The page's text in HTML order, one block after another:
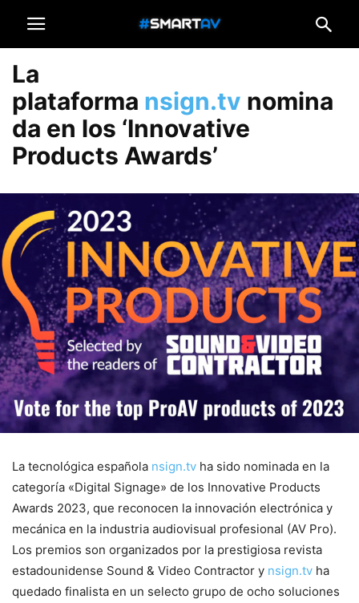
La
plataforma nsign.tv nomina
da en los ‘Innovative
Products Awards’
La tecnológica española nsign.tv ha sido nominada en la
categoría «Digital Signage» de los Innovative Products
Awards 2023, que reconocen la innovación electrónica y
mecánica en la industria audiovisual profesional (AV Pro).
Los premios son organizados por la prestigiosa revista
estadounidense Sound & Video Contractor y nsign.tv ha
quedado finalista en un selecto grupo de ocho soluciones